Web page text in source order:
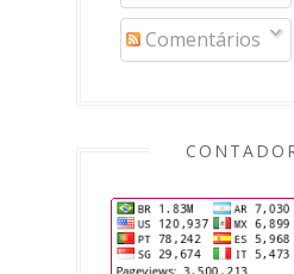
Comentários